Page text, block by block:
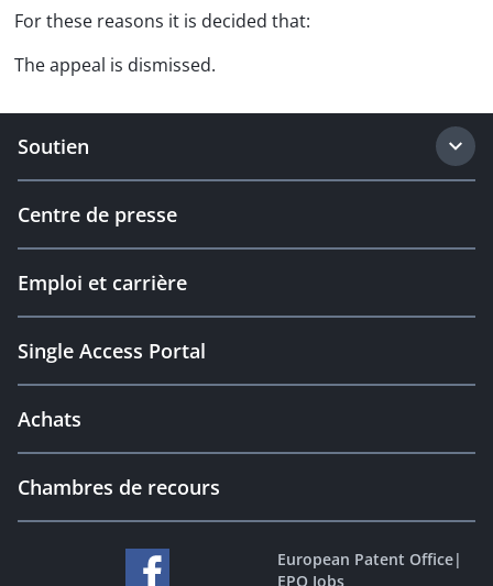
For these reasons it is decided that:
The appeal is dismissed.
Soutien
Centre de presse
Emploi et carrière
Single Access Portal
Achats
Chambres de recours
European Patent Office|
EPO Jobs